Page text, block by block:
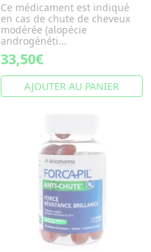
Ce médicament est indiqué
en cas de chute de cheveux
modérée (alopécie
androgénéti...
33,50€
AJOUTER AU PANIER